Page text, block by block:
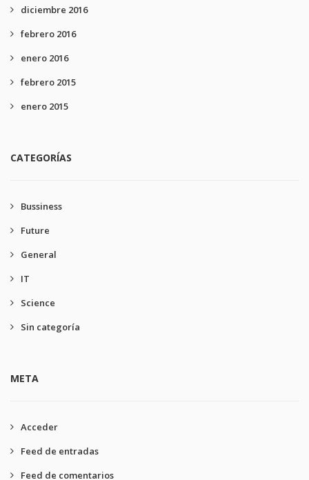
diciembre 2016
febrero 2016
enero 2016
febrero 2015
enero 2015
CATEGORÍAS
Bussiness
Future
General
IT
Science
Sin categoría
META
Acceder
Feed de entradas
Feed de comentarios